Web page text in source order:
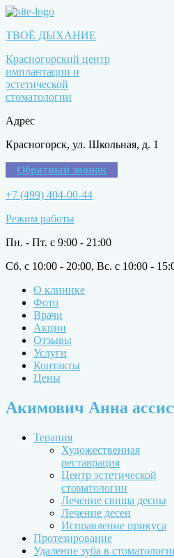
ТВОЁ ДЫХАНИЕ
Красногорский центр
имплантации и
эстетической
стоматологии
Адрес
Красногорск, ул. Школьная, д. 1
Обратный звонок
+7 (499) 404-00-44
Режим работы
Пн. - Пт. с 9:00 - 21:00
Сб. с 10:00 - 20:00, Вс. с 10:00 -
О клинике
Фото
Врачи
Акции
Отзывы
Услуги
Контакты
Цены
Акимович Анна
Терапия
Художественная
реставрация
Центр эстетической
стоматологии
Лечение свища десны
Лечение десен
Исправление прикуса
Протезирование
Удаление зуба в